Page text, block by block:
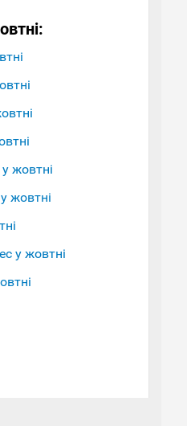
жовтні
жовтні
у жовтні